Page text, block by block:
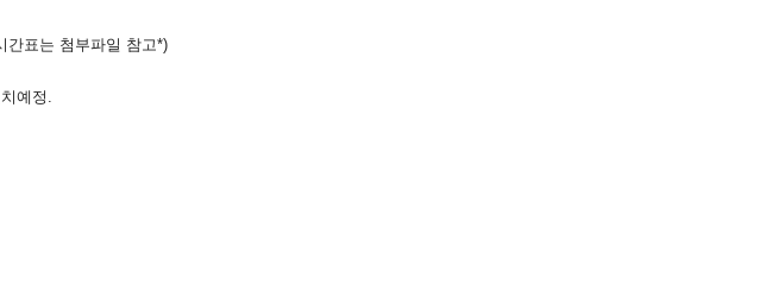
간표는 첨부파일 참고*)
예정.